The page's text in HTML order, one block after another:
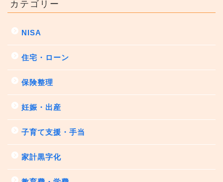
カテゴリー
NISA
住宅・ローン
保険整理
妊娠・出産
子育て支援・手当
家計黒字化